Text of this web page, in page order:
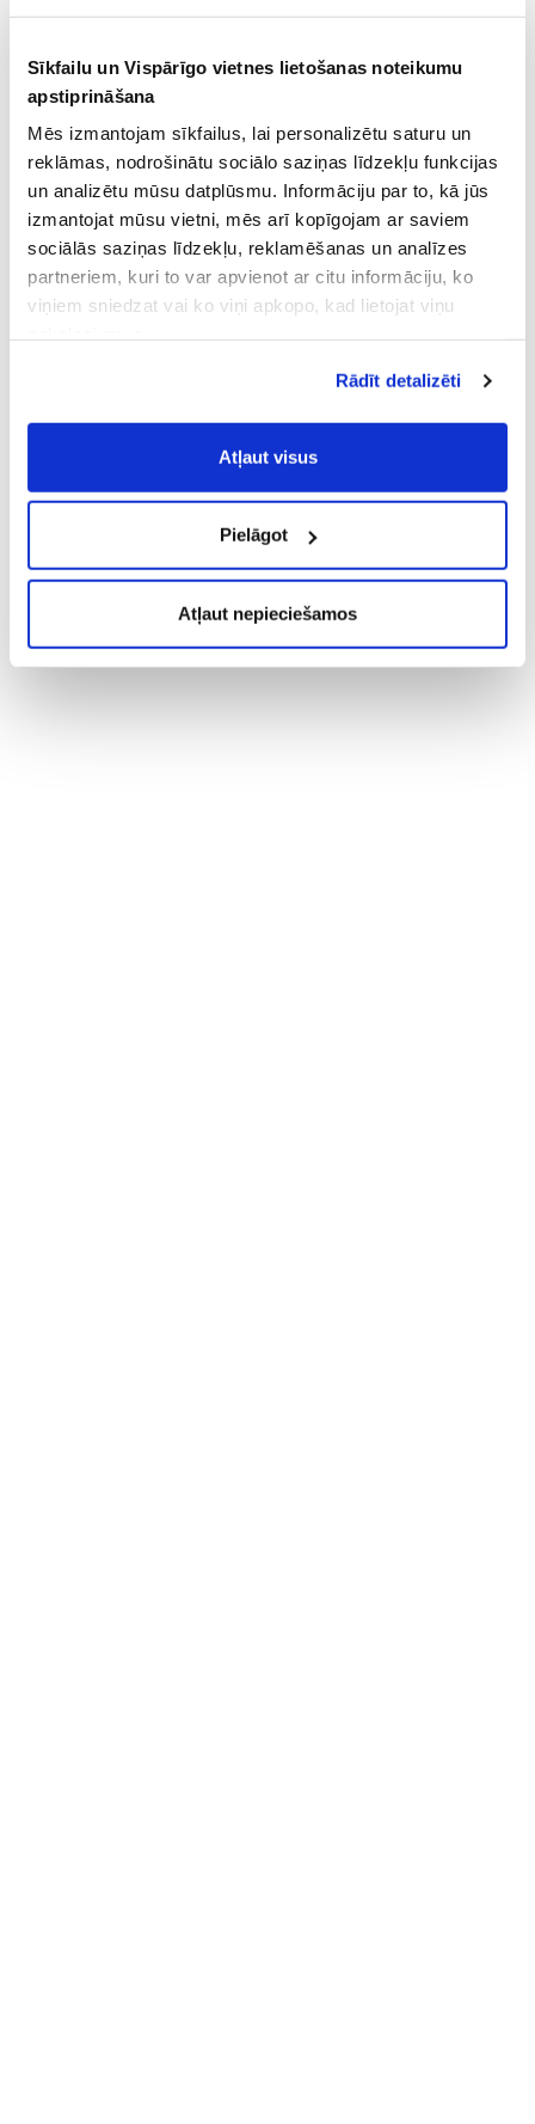
Sīkfailu un Vispārīgo vietnes lietošanas noteikumu
apstiprināšana
Mēs izmantojam sīkfailus, lai personalizētu saturu un
reklāmas, nodrošinātu sociālo saziņas līdzekļu funkcijas
un analizētu mūsu datplūsmu. Informāciju par to, kā jūs
izmantojat mūsu vietni, mēs arī kopīgojam ar saviem
sociālās saziņas līdzekļu, reklamēšanas un analīzes
partneriem, kuri to var apvienot ar citu informāciju, ko
viņiem sniedzat vai ko viņi apkopo, kad lietojat viņu
Vispārīgiem vietnes lietošanas
noteikumiem(saīsināti - VVLN).
Rādīt detalizēti
Atļaut visus
Pielāgot
Atļaut nepieciešamos